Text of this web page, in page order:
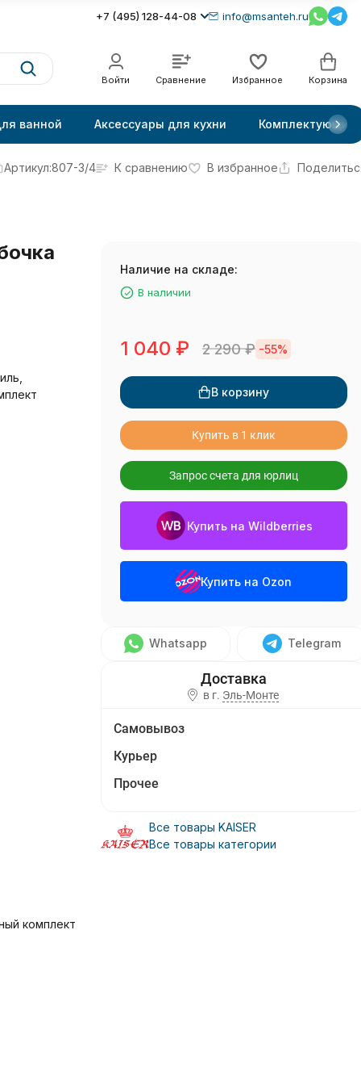
+7 (495) 128-44-08 info@msanteh.ru
Войти Сравнение Избранное Корзина
ванной Аксессуары для кухни Комплектующие
Артикул:807-3/4 К сравнению В избранное
Наличие на складе:
В наличии
1 040 ₽ 2 290₽ -55%
В корзину
Купить в 1 клик
Запрос счета для юрлиц
Купить на Wildberries
Купить на Ozon
Whatsapp Telegram
в г. Эль-Монте
Самовывоз
Курьер
Прочее
Все товары KAISER
Все товары категории
комплект